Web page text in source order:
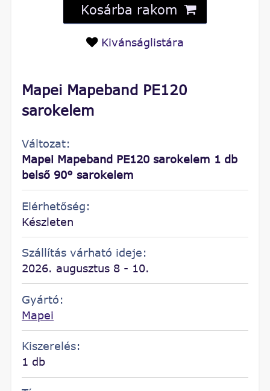
Mapei Mapeband PE120
sarokelem
Változat:
Mapei Mapeband PE120 sarokelem 1 db
belső 90° sarokelem
Elérhetőség:
Készleten
Szállítás várható ideje:
2026. augusztus 8 - 10.
Gyártó:
Mapei
Kiszerelés:
1 db
Kosárba rakom
Kivánságlistára